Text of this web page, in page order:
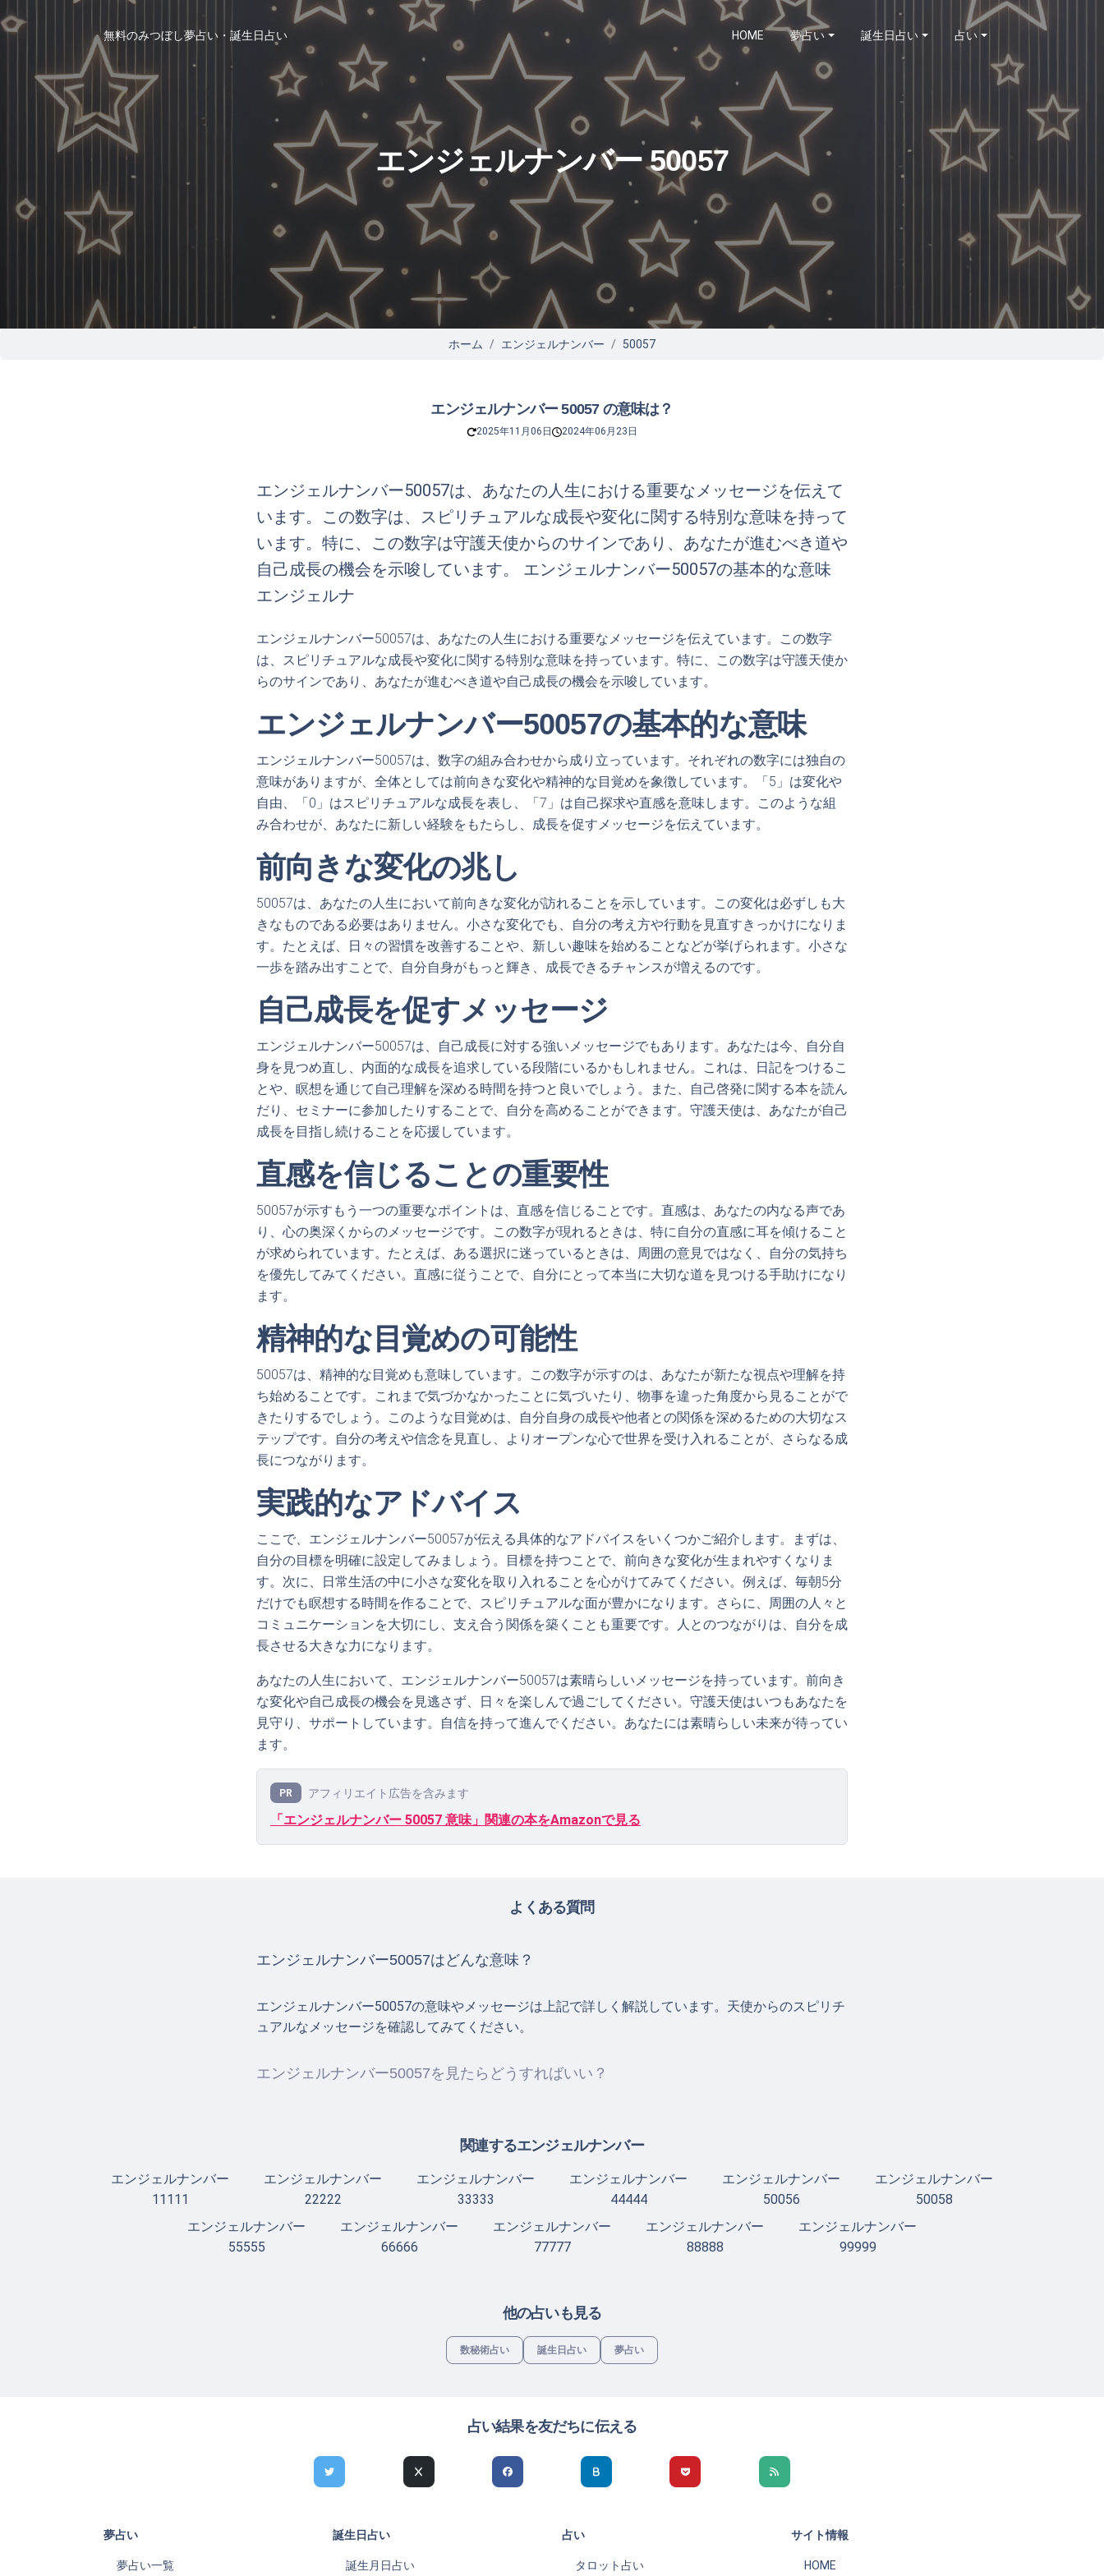
無料のみつぼし夢占い・誕生日占い HOME 夢占い 誕生日占い 占い
エンジェルナンバー 50057
ホーム エンジェルナンバー 50057
エンジェルナンバー 50057 の意味は？
2025年11月06日 2024年06月23日
エンジェルナンバー50057は、あなたの人生における重要なメッセージを伝えて
います。この数字は、スピリチュアルな成長や変化に関する特別な意味を持って
います。特に、この数字は守護天使からのサインであり、あなたが進むべき道や
自己成長の機会を示唆しています。 エンジェルナンバー50057の基本的な意味
エンジェルナ
エンジェルナンバー50057は、あなたの人生における重要なメッセージを伝えています。この数字
は、スピリチュアルな成長や変化に関する特別な意味を持っています。特に、この数字は守護天使か
らのサインであり、あなたが進むべき道や自己成長の機会を示唆しています。
エンジェルナンバー50057の基本的な意味
エンジェルナンバー50057は、数字の組み合わせから成り立っています。それぞれの数字には独自の
意味がありますが、全体としては前向きな変化や精神的な目覚めを象徴しています。「5」は変化や
自由、「0」はスピリチュアルな成長を表し、「7」は自己探求や直感を意味します。このような組
み合わせが、あなたに新しい経験をもたらし、成長を促すメッセージを伝えています。
前向きな変化の兆し
50057は、あなたの人生において前向きな変化が訪れることを示しています。この変化は必ずしも大
きなものである必要はありません。小さな変化でも、自分の考え方や行動を見直すきっかけになりま
す。たとえば、日々の習慣を改善することや、新しい趣味を始めることなどが挙げられます。小さな
一歩を踏み出すことで、自分自身がもっと輝き、成長できるチャンスが増えるのです。
自己成長を促すメッセージ
エンジェルナンバー50057は、自己成長に対する強いメッセージでもあります。あなたは今、自分自
身を見つめ直し、内面的な成長を追求している段階にいるかもしれません。これは、日記をつけるこ
とや、瞑想を通じて自己理解を深める時間を持つと良いでしょう。また、自己啓発に関する本を読ん
だり、セミナーに参加したりすることで、自分を高めることができます。守護天使は、あなたが自己
成長を目指し続けることを応援しています。
直感を信じることの重要性
50057が示すもう一つの重要なポイントは、直感を信じることです。直感は、あなたの内なる声であ
り、心の奥深くからのメッセージです。この数字が現れるときは、特に自分の直感に耳を傾けること
が求められています。たとえば、ある選択に迷っているときは、周囲の意見ではなく、自分の気持ち
を優先してみてください。直感に従うことで、自分にとって本当に大切な道を見つける手助けになり
ます。
精神的な目覚めの可能性
50057は、精神的な目覚めも意味しています。この数字が示すのは、あなたが新たな視点や理解を持
ち始めることです。これまで気づかなかったことに気づいたり、物事を違った角度から見ることがで
きたりするでしょう。このような目覚めは、自分自身の成長や他者との関係を深めるための大切なス
テップです。自分の考えや信念を見直し、よりオープンな心で世界を受け入れることが、さらなる成
長につながります。
実践的なアドバイス
ここで、エンジェルナンバー50057が伝える具体的なアドバイスをいくつかご紹介します。まずは、
自分の目標を明確に設定してみましょう。目標を持つことで、前向きな変化が生まれやすくなりま
す。次に、日常生活の中に小さな変化を取り入れることを心がけてみてください。例えば、毎朝5分
だけでも瞑想する時間を作ることで、スピリチュアルな面が豊かになります。さらに、周囲の人々と
コミュニケーションを大切にし、支え合う関係を築くことも重要です。人とのつながりは、自分を成
長させる大きな力になります。
あなたの人生において、エンジェルナンバー50057は素晴らしいメッセージを持っています。前向き
な変化や自己成長の機会を見逃さず、日々を楽しんで過ごしてください。守護天使はいつもあなたを
見守り、サポートしています。自信を持って進んでください。あなたには素晴らしい未来が待ってい
ます。
PR アフィリエイト広告を含みます
「エンジェルナンバー 50057 意味」関連の本をAmazonで見る
よくある質問
エンジェルナンバー50057はどんな意味？
エンジェルナンバー50057の意味やメッセージは上記で詳しく解説しています。天使からのスピリチ
ュアルなメッセージを確認してみてください。
エンジェルナンバー50057を見たらどうすればいい？
関連するエンジェルナンバー
エンジェルナンバー
11111
エンジェルナンバー
22222
エンジェルナンバー
33333
エンジェルナンバー
44444
エンジェルナンバー
50056
エンジェルナンバー
50058
エンジェルナンバー
55555
エンジェルナンバー
66666
エンジェルナンバー
77777
エンジェルナンバー
88888
エンジェルナンバー
99999
他の占いも見る
数秘術占い 誕生日占い 夢占い
占い結果を友だちに伝える
夢占い
夢占い一覧
誕生日占い
誕生月日占い
占い
タロット占い
サイト情報
HOME